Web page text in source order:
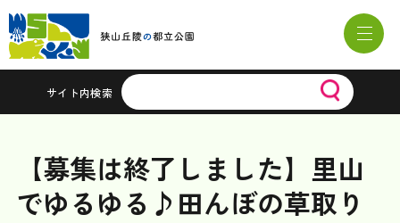
サイト内検索
【募集は終了しました】里山
でゆるゆる♪田んぼの草取り